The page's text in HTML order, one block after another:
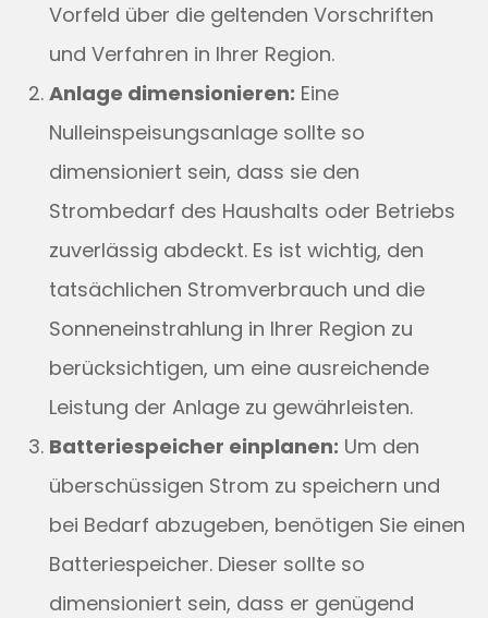
Vorfeld über die geltenden Vorschriften
und Verfahren in Ihrer Region.
Anlage dimensionieren: Eine
Nulleinspeisungsanlage sollte so
dimensioniert sein, dass sie den
Strombedarf des Haushalts oder Betriebs
zuverlässig abdeckt. Es ist wichtig, den
tatsächlichen Stromverbrauch und die
Sonneneinstrahlung in Ihrer Region zu
berücksichtigen, um eine ausreichende
Leistung der Anlage zu gewährleisten.
Batteriespeicher einplanen: Um den
überschüssigen Strom zu speichern und
bei Bedarf abzugeben, benötigen Sie einen
Batteriespeicher. Dieser sollte so
dimensioniert sein, dass er genügend